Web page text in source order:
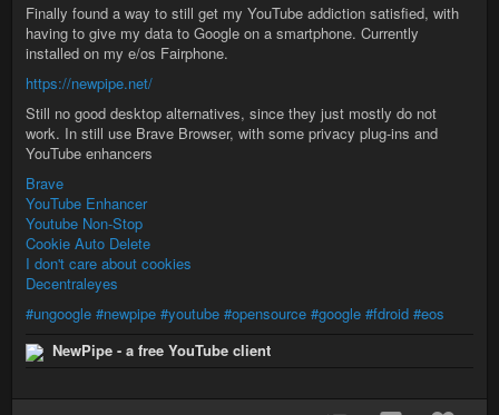
Finally found a way to still get my YouTube addiction satisfied, with
having to give my data to Google on a smartphone. Currently
installed on my e/os Fairphone.
https://newpipe.net/
Still no good desktop alternatives, since they just mostly do not
work. In still use Brave Browser, with some privacy plug-ins and
YouTube enhancers
Brave
YouTube Enhancer
Youtube Non-Stop
Cookie Auto Delete
I don't care about cookies
Decentraleyes
#ungoogle #newpipe #youtube #opensource #google #fdroid #eos
NewPipe - a free YouTube client